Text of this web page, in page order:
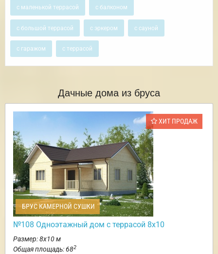
с маленькой террасой с балконом
с большой террасой с эркером с сауной
с гаражом с террасой
Дачные дома из бруса
ХИТ ПРОДАЖ
БРУС КАМЕРНОЙ СУШКИ
№108 Одноэтажный дом с террасой 8х10
Размер: 8х10 м
Общая площадь: 682